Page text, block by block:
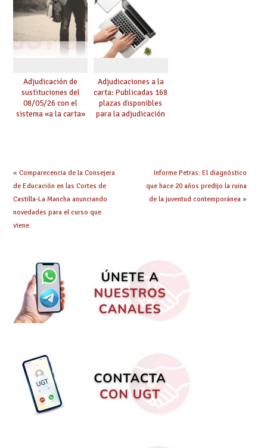
Adjudicación de
sustituciones del
08/05/26 con el
sistema «a la carta»
Adjudicaciones a la
carta: Publicadas 168
plazas disponibles
para la adjudicación
« Comparecencia de la Consejera
de Educación en las Cortes de
Castilla-La Mancha anunciando
novedades para el curso que
viene.
Informe Petras: El diagnóstico
que hace 20 años predijo la ruina
de la juventud contemporánea»